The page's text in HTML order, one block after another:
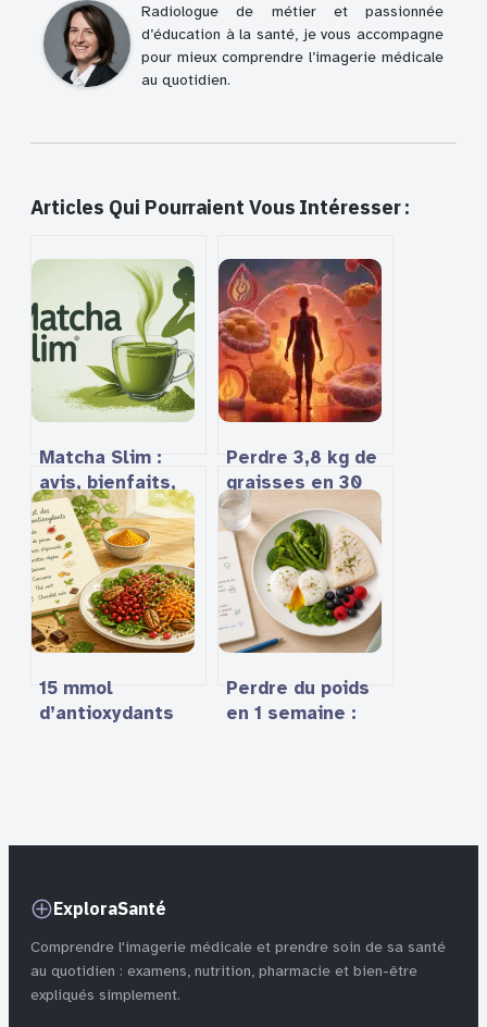
Radiologue de métier et passionnée
d’éducation à la santé, je vous accompagne
pour mieux comprendre l’imagerie médicale
au quotidien.
Articles Qui Pourraient Vous Intéresser :
Matcha Slim :
avis, bienfaits,
dangers et
conseils pour
profiter des
effets minceur
Perdre 3,8 kg de
graisses en 30
jours : le
fonctionnement
réel des brûleurs
extrêmes sans
sport
15 mmol
d’antioxydants
Perdre du poids
en 1 semaine :
ExploraSanté
Comprendre l'imagerie médicale et prendre soin de sa santé
au quotidien : examens, nutrition, pharmacie et bien-être
expliqués simplement.